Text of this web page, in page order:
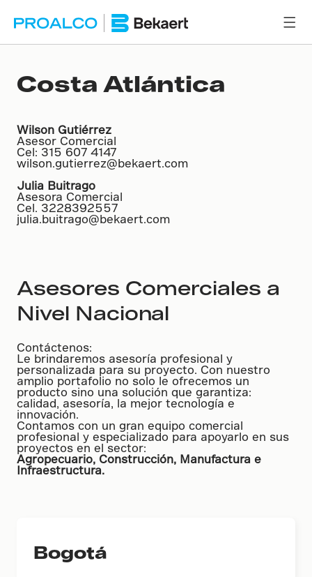
Costa Atlántica
Wilson Gutiérrez
Asesor Comercial
Cel: 315 607 4147
wilson.gutierrez@bekaert.com
Julia Buitrago
Asesora Comercial
Cel. 3228392557
julia.buitrago@bekaert.com
Asesores Comerciales a
Nivel Nacional
Contáctenos:
Le brindaremos asesoría profesional y
personalizada para su proyecto. Con nuestro
amplio portafolio no solo le ofrecemos un
producto sino una solución que garantiza:
calidad, asesoría, la mejor tecnología e
innovación.
Contamos con un gran equipo comercial
profesional y especializado para apoyarlo en sus
proyectos en el sector:
Agropecuario, Construcción, Manufactura e
Infraestructura.
Bogotá